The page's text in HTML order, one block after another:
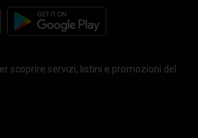
scoprire servizi, listini e promozioni del